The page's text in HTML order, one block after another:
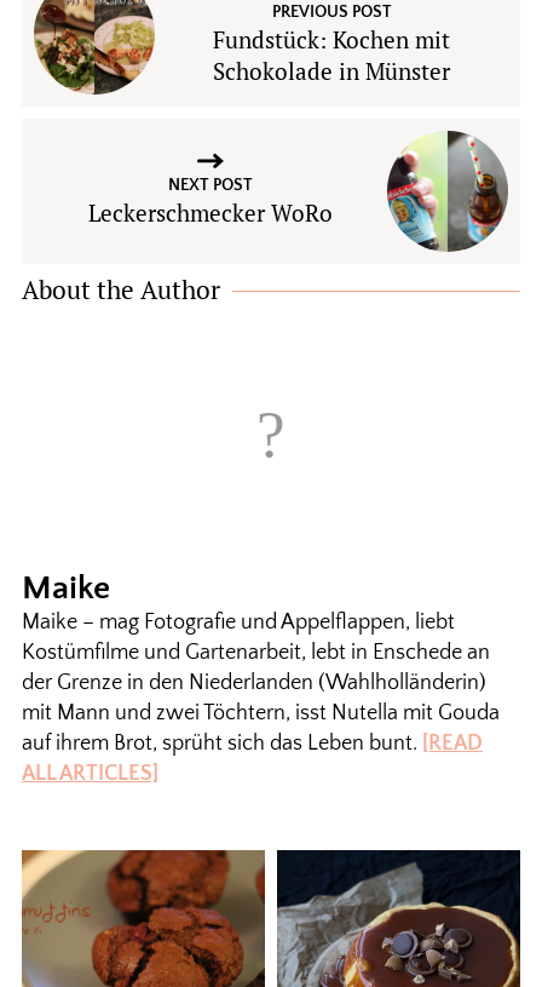
PREVIOUS POST
Fundstück: Kochen mit
Schokolade in Münster
NEXT POST
Leckerschmecker WoRo
About the Author
Maike
Maike – mag Fotografie und Appelflappen, liebt
Kostümfilme und Gartenarbeit, lebt in Enschede an
der Grenze in den Niederlanden (Wahlholländerin)
mit Mann und zwei Töchtern, isst Nutella mit Gouda
auf ihrem Brot, sprüht sich das Leben bunt. [READ
ALL ARTICLES]